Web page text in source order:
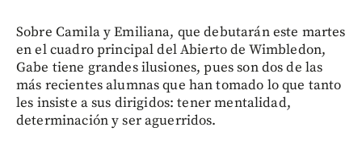
Sobre Camila y Emiliana, que debutarán este martes
en el cuadro principal del Abierto de Wimbledon,
Gabe tiene grandes ilusiones, pues son dos de las
más recientes alumnas que han tomado lo que tanto
les insiste a sus dirigidos: tener mentalidad,
determinación y ser aguerridos.